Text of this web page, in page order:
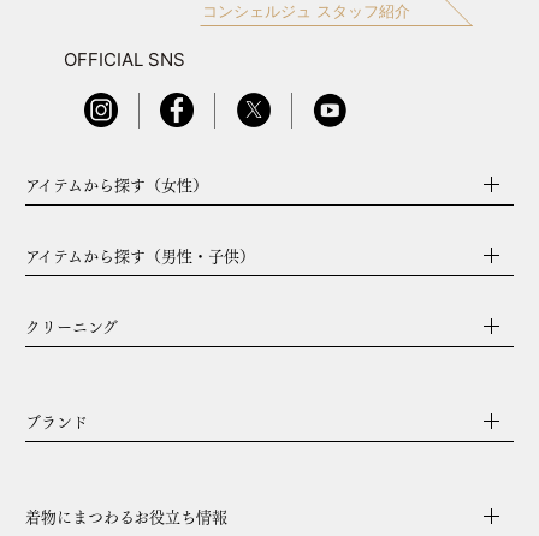
コンシェルジュ スタッフ紹介
OFFICIAL SNS
アイテムから探す（女性）
アイテムから探す（男性・子供）
クリーニング
ブランド
着物にまつわるお役立ち情報